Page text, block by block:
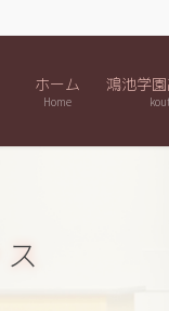
ホーム
Home
鴻池学